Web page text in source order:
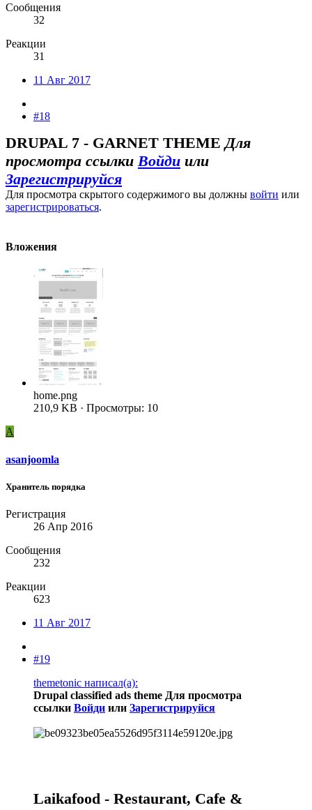
Сообщения
32
Реакции
31
11 Авг 2017
#18
DRUPAL 7 - GARNET THEME Для
просмотра ссылки Войди или
Зарегистрируйся
Для просмотра скрытого содержимого вы должны войти или
зарегистрироваться.
Вложения
home.png
210,9 KB · Просмотры: 10
A
asanjoomla
Хранитель порядка
Регистрация
26 Апр 2016
Сообщения
232
Реакции
623
11 Авг 2017
#19
themetonic написал(а):
Drupal classified ads theme Для просмотра
ссылки Войди или Зарегистрируйся
Laikafood - Restaurant, Cafe &